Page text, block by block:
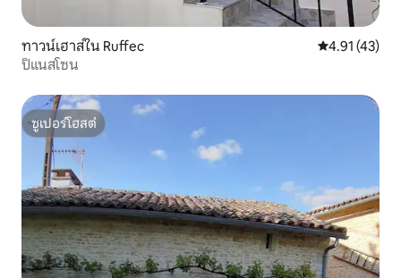
ทาวน์เฮาส์ใน Ruffec คะแนนเฉลี่ย
4.91 (43)
ปิแนสโซน
ซูเปอร์โฮสต์
ซูเปอร์โฮสต์